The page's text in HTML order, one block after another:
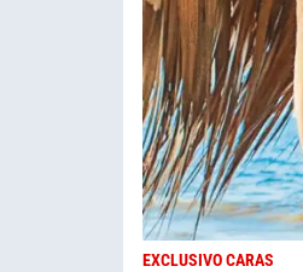
EXCLUSIVO CARAS